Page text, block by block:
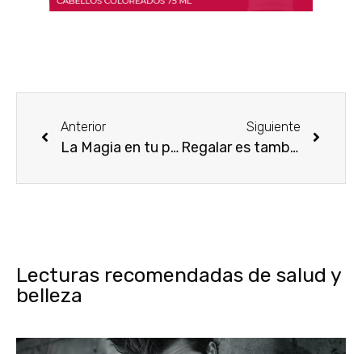
Anterior
La Magia en tu pelo, de Oro Fluido
Siguiente
Regalar es también recibir un regalo
Lecturas recomendadas de salud y
belleza